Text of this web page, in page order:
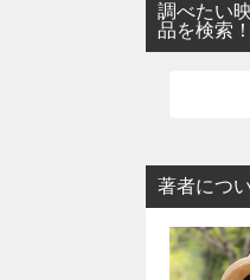
調べたい
品を検索！
著者につ